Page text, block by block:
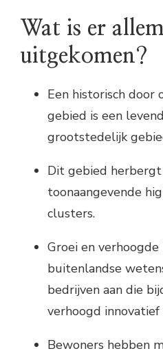
Wat is er
uitgekomen?
Een historisch door
gebied is een
grootstedelijk
Dit gebied herbergt
toonaangevende
clusters.
Groei en
buitenlandse
bedrijven aan die
verhoogd
Bewoners hebben